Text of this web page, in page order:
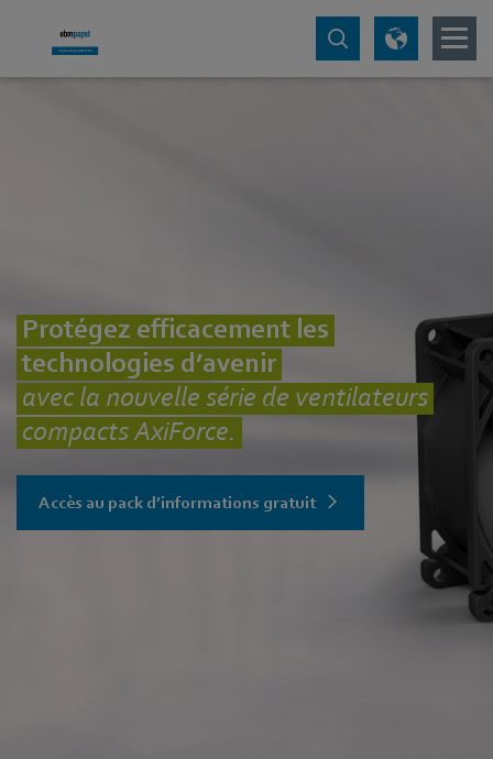
Protégez efficacement les
technologies d’avenir
avec la nouvelle série de ventilateurs
compacts AxiForce.
Accès au pack d’informations gratuit